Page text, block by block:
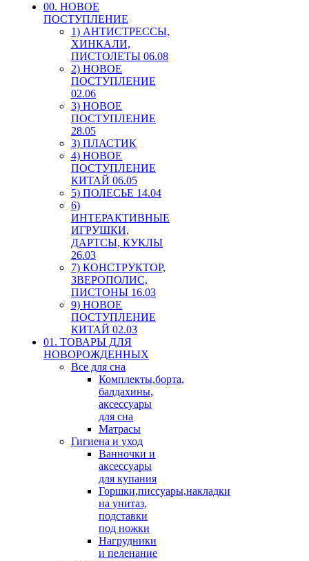
00. HОВОЕ
ПОСТУПЛЕНИЕ
1) АНТИСТРЕССЫ,
ХИНКАЛИ,
ПИСТОЛЕТЫ 06.08
2) НОВОЕ
ПОСТУПЛЕНИЕ
02.06
3) НОВОЕ
ПОСТУПЛЕНИЕ
28.05
3) ПЛАСТИК
4) НОВОЕ
ПОСТУПЛЕНИЕ
КИТАЙ 06.05
5) ПОЛЕСЬЕ 14.04
6)
ИНТЕРАКТИВНЫЕ
ИГРУШКИ,
ДАРТСЫ, КУКЛЫ
26.03
7) КОНСТРУКТОР,
ЗВЕРОПОЛИС,
ПИСТОНЫ 16.03
9) НОВОЕ
ПОСТУПЛЕНИЕ
КИТАЙ 02.03
01. ТОВАРЫ ДЛЯ
НОВОРОЖДЕННЫХ
Все для сна
Комплекты,борта,
балдахины,
аксессуары
для сна
Матрасы
Гигиена и уход
Ванночки и
аксессуары
для купания
Горшки,писсуары,накладки
на унитаз,
подставки
под ножки
Нагрудники
и пеленание